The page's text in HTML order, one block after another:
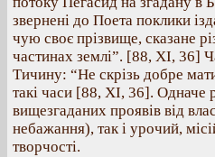
звернені до Поета поклики
чую своє прізвище, сказане
частинах землі”. [88, ХІ, 36]
Тичину: “Не скрізь добре
такі часи [88, ХІ, 36]. Одначе
вищезгаданих проявів від
небажання), так і урочий,
творчості.